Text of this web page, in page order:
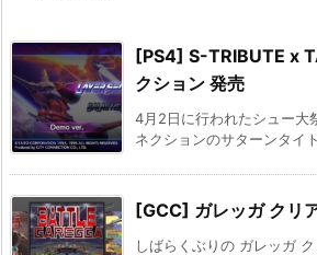
[PS4] S-TRIBUTE x
クション 発売
4月2日に行われたシュー大
ネクションのサターンタイ
[GCC] ガレッガ クリ
しばらくぶりの ガレッガ